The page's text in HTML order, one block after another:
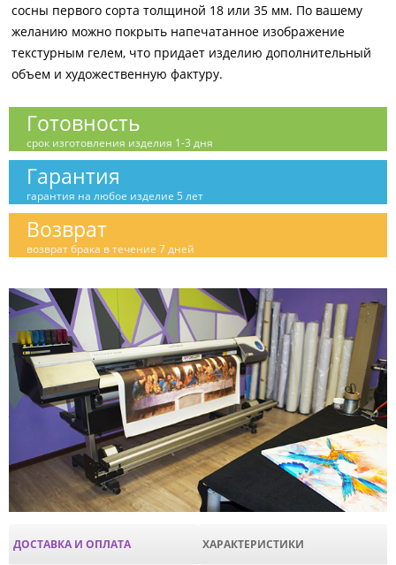
сосны первого сорта толщиной 18 или 35 мм. По вашему
желанию можно покрыть напечатанное изображение
текстурным гелем, что придает изделию дополнительный
объем и художественную фактуру.
Готовность
срок изготовления изделия 1-3 дня
Гарантия
гарантия на любое изделие 5 лет
Возврат
возврат брака в течение 7 дней
ДОСТАВКА И ОПЛАТА ХАРАКТЕРИСТИКИ